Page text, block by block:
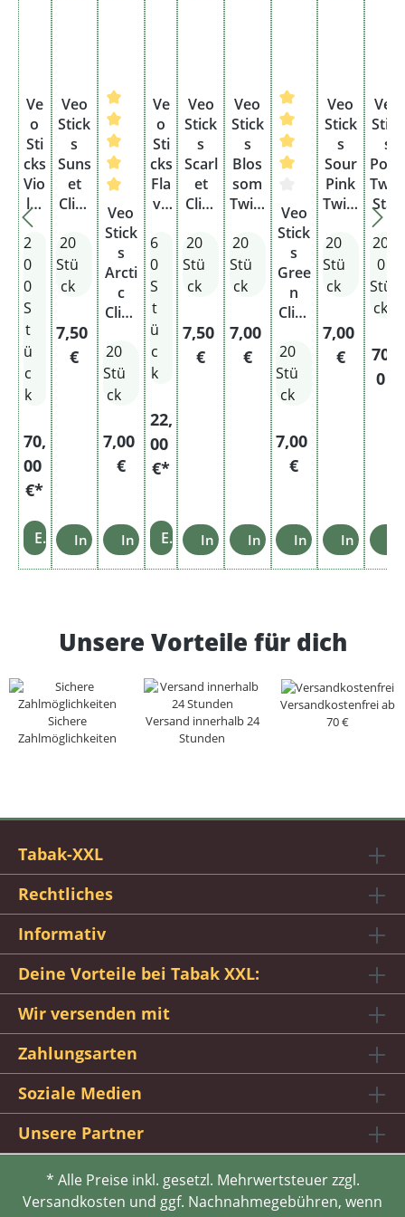
Ve
o
Sti
cks
Vio
let
Cli
ck
Sta
ng
e
2
0
0
S
t
ü
c
k
70,
00
€*
Einzelheiten
Veo
Stick
s
Suns
et
Click
Stüc
k
ohne
k
20
Stü
ck
Regulärer Preis:
7,50
€
In den Warenkorb
Durchschnittliche Bewertung von 5 von 5
Veo
Stick
s
Arcti
c
Click
Stüc
k
ohne
k
20
Stü
ck
Regulärer Preis:
7,00
€
In den Warenkorb
Ve
o
Sti
cks
Fla
vo
Bu
ndl
e
6
0
S
t
ü
c
k
22,
00
€*
Einzelheiten
Veo
Stick
s
Scarl
et
Click
Stüc
k
ohne
k
20
Stü
ck
Regulärer Preis:
7,50
€
In den Warenkorb
Veo
Stick
s
Blos
som
Twist
Stüc
k
ohne
k
20
Stü
ck
Regulärer Preis:
7,00
€
In den Warenkorb
Durchschnittliche
Veo
Stick
s
Gree
n
Click
Stüc
k
ohne
k
20
Stü
ck
Regulärer Preis:
7,00
€
In den
Veo
Stick
s
Sour
Pink
Twist
Stüc
k
ohne
k
20
Stü
ck
Regulärer
7,00
€
In den
Veo
Stick
s
Polar
Twist
Stan
ge
20
0
Stü
ck
70,0
0 €
Unsere Vorteile für dich
Sichere
Zahlmöglichkeiten
Versand innerhalb 24
Stunden
Versandkostenfrei ab
70 €
Tabak-XXL
Rechtliches
Informativ
Deine Vorteile bei Tabak XXL:
Wir versenden mit
Zahlungsarten
Soziale Medien
Unsere Partner
* Alle Preise inkl. gesetzl. Mehrwertsteuer zzgl.
Versandkosten und ggf. Nachnahmegebühren, wenn